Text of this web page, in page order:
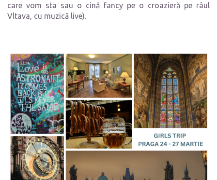
care vom sta sau o cină fancy pe o croazieră pe râul
Vltava, cu muzică live).